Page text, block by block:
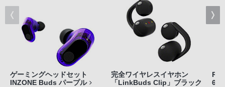
ゲーミングヘッドセット
INZONE Buds パープル
完全ワイヤレスイヤホン
「LinkBuds Clip」ブラック
6」